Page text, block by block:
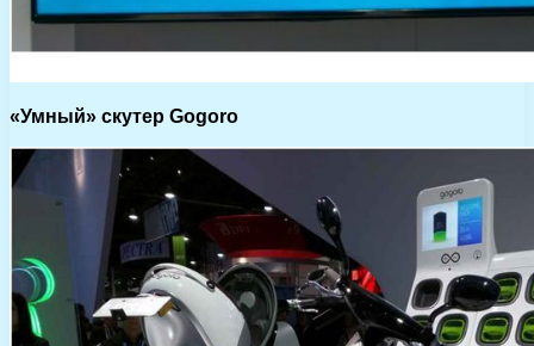
«Умный» скутер Gogoro